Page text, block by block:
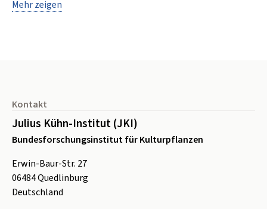
Mehr zeigen
Kontakt
Julius Kühn-Institut (JKI)
Bundesforschungsinstitut für Kulturpflanzen
Erwin-Baur-Str. 27
06484Quedlinburg
Deutschland